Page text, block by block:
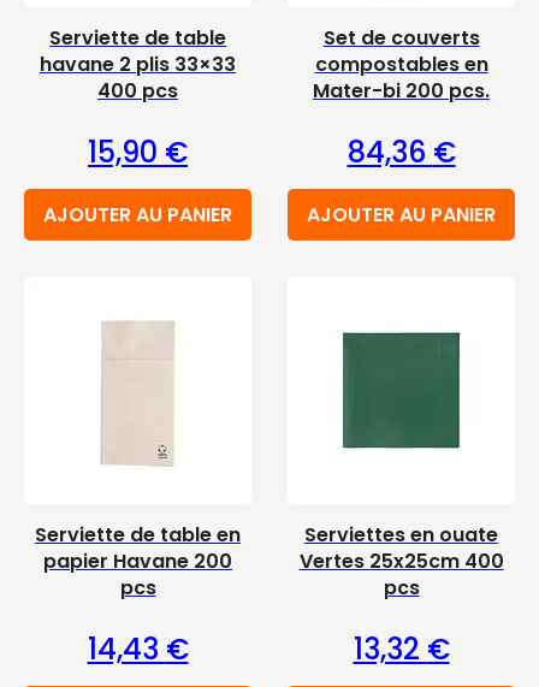
Serviette de table
havane 2 plis 33×33
400 pcs
15,90 €
AJOUTER AU PANIER
Set de couverts
compostables en
Mater-bi 200 pcs.
84,36 €
AJOUTER AU PANIER
Serviette de table en
papier Havane 200
pcs
14,43 €
Serviettes en ouate
Vertes 25x25cm 400
pcs
13,32 €